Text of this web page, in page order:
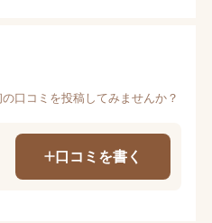
口コミを投稿してみませんか？
口コミを書く